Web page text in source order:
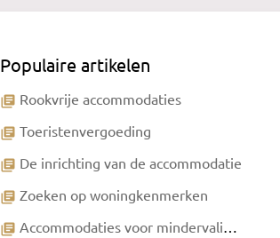
Populaire artikelen
library_books Rookvrije accommodaties
library_books Toeristenvergoeding
library_books De inrichting van de accommodatie
library_books Zoeken op woningkenmerken
library_books Accommodaties voor mindervaliden